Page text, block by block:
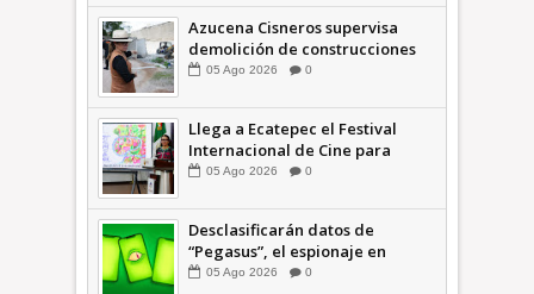
Cisneros: TEEM INFORMATIVA
Azucena Cisneros supervisa
demolición de construcciones
ilegales en zona federal
05 Ago 2026 0
Llega a Ecatepec el Festival
Internacional de Cine para
Niños (… y no tan Niños) +Video
05 Ago 2026 0
Desclasificarán datos de
“Pegasus”, el espionaje en
México que afectó a cientos de
05 Ago 2026 0